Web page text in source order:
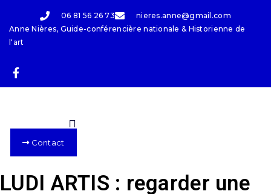
06 81 56 26 73
nieres.anne@gmail.com
Anne Nières, Guide-conférencière nationale & Historienne de
l'art
Contact
LUDI ARTIS : regarder une